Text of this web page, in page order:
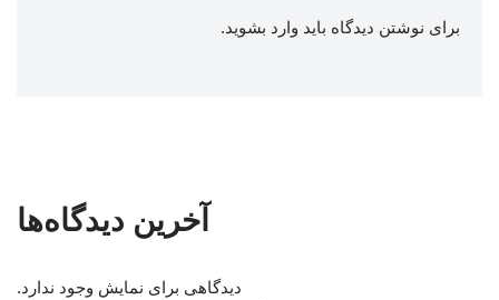
برای نوشتن دیدگاه باید وارد بشوید.
آخرین دیدگاه‌ها
دیدگاهی برای نمایش وجود ندارد.